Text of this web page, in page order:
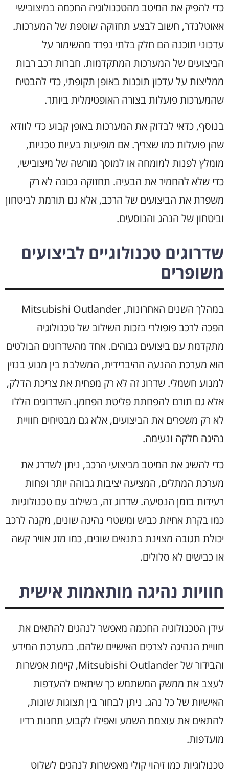
כדי להפיק את המיטב מהטכנולוגיה החכמה במיצובישי
אאוטלנדר, חשוב לבצע תחזוקה שוטפת של המערכות.
עדכוני תוכנה הם חלק בלתי נפרד מהשימור על
הביצועים של המערכות המתקדמות. חברות רכב רבות
ממליצות על עדכון תוכנות באופן תקופתי, כדי להבטיח
שהמערכות פועלות בצורה האופטימלית ביותר.
בנוסף, כדאי לבדוק את המערכות באופן קבוע כדי לוודא
שהן פועלות כמו שצריך. אם מופיעות בעיות טכניות,
מומלץ לפנות למומחה או למוסך מורשה של מיצובישי,
כדי שלא להחמיר את הבעיה. תחזוקה נכונה לא רק
משפרת את הביצועים של הרכב, אלא גם תורמת לביטחון
וביטחון של הנהג והנוסעים.
שדרוגים טכנולוגיים לביצועים
משופרים
במהלך השנים האחרונות, Mitsubishi Outlander
הפכה לרכב פופולרי בזכות השילוב של טכנולוגיה
מתקדמת עם ביצועים גבוהים. אחד מהשדרוגים הבולטים
הוא מערכת ההנעה ההיברידית, המשלבת בין מנוע בנזין
למנוע חשמלי. שדרוג זה לא רק מפחית את צריכת הדלק,
אלא גם תורם להפחתת פליטת הפחמן. השדרוגים הללו
לא רק משפרים את הביצועים, אלא גם מבטיחים חוויית
נהיגה חלקה ונעימה.
כדי להשיג את המיטב מביצועי הרכב, ניתן לשדרג את
מערכת המתלים, המציעה יציבות גבוהה יותר ופחות
רעידות בזמן הנסיעה. שדרוג זה, בשילוב עם טכנולוגיות
כמו בקרת אחיזת כביש ומשטרי נהיגה שונים, מקנה לרכב
יכולת תגובה מצוינת בתנאים שונים, כמו מזג אוויר קשה
או כבישים לא סלולים.
חוויות נהיגה מותאמות אישית
עידן הטכנולוגיה החכמה מאפשר לנהגים להתאים את
חוויית הנהיגה לצרכים האישיים שלהם. במערכת המידע
והבידור של Mitsubishi Outlander, קיימת אפשרות
לעצב את ממשק המשתמש כך שיתאים להעדפות
האישיות של כל נהג. ניתן לבחור בין תצוגות שונות,
להתאים את עוצמת השמע ואפילו לקבוע תחנות רדיו
מועדפות.
טכנולוגיות כמו זיהוי קולי מאפשרות לנהגים לשלוט